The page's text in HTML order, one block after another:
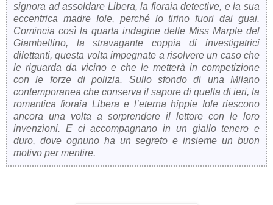
signora ad assoldare Libera, la fioraia detective, e la sua
eccentrica madre Iole, perché lo tirino fuori dai guai.
Comincia così la quarta indagine delle Miss Marple del
Giambellino, la stravagante coppia di investigatrici
dilettanti, questa volta impegnate a risolvere un caso che
le riguarda da vicino e che le metterà in competizione
con le forze di polizia. Sullo sfondo di una Milano
contemporanea che conserva il sapore di quella di ieri, la
romantica fioraia Libera e l’eterna hippie Iole riescono
ancora una volta a sorprendere il lettore con le loro
invenzioni. E ci accompagnano in un giallo tenero e
duro, dove ognuno ha un segreto e insieme un buon
motivo per mentire.